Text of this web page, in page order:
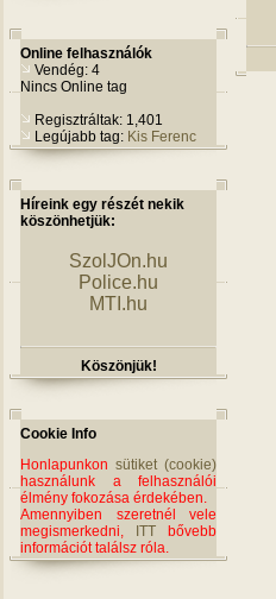
Online felhasználók
Vendég: 4
Nincs Online tag
Regisztráltak: 1,401
Legújabb tag: Kis Ferenc
Híreink egy részét nekik
köszönhetjük:
SzolJOn.hu
Police.hu
MTI.hu
Köszönjük!
Cookie Info
Honlapunkon sütiket (cookie)
használunk a felhasználói
élmény fokozása érdekében.
Amennyiben szeretnél vele
megismerkedni,
ITT bővebb
információt találsz róla.